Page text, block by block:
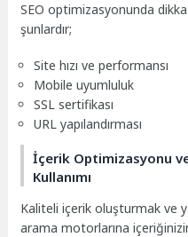
SEO optimizasyonunda
şunlardır;
Site hızı ve performansı
Mobile uyumluluk
SSL sertifikası
URL yapılandırması
İçerik Optimizasyonu ve
Kullanımı
Kaliteli içerik oluşturmak ve
arama motorlarına